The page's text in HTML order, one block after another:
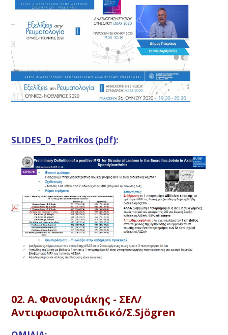
SLIDES_D_ Patrikos (pdf):
02. A. Φανουριάκης - ΣΕΛ/
Αντιφωσφολιπιδικό/Σ.Sjögren